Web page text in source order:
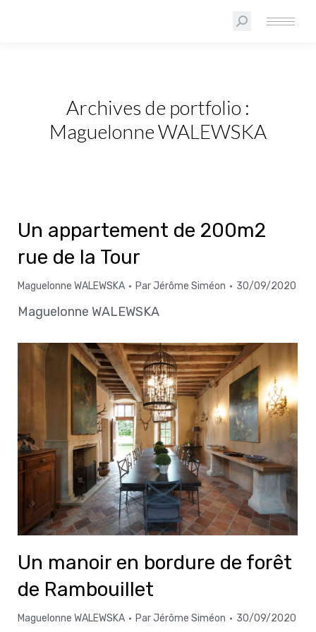
Archives de portfolio :
Maguelonne WALEWSKA
Un appartement de 200m2
rue de la Tour
Maguelonne WALEWSKA ParJérôme Siméon 30/09/2020
Maguelonne WALEWSKA
Un manoir en bordure de forêt
de Rambouillet
Maguelonne WALEWSKA ParJérôme Siméon 30/09/2020